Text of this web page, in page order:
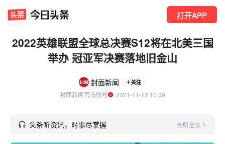
打开APP
2022英雄联盟全球总决赛S12将在北美三国
举办 冠亚军决赛落地旧金山
封面新闻 关注
封面新闻官方账号
  2021-11-22 10:39
头条听资讯，时事尽掌握 去听全文